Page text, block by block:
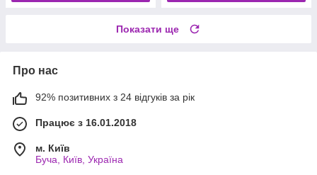
Показати ще
Про нас
92% позитивних з 24 відгуків за рік
Працює з 16.01.2018
м. Київ
Буча, Київ, Україна